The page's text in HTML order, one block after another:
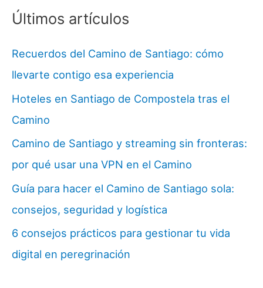
Últimos artículos
Recuerdos del Camino de Santiago: cómo
llevarte contigo esa experiencia
Hoteles en Santiago de Compostela tras el
Camino
Camino de Santiago y streaming sin fronteras:
por qué usar una VPN en el Camino
Guía para hacer el Camino de Santiago sola:
consejos, seguridad y logística
6 consejos prácticos para gestionar tu vida
digital en peregrinación